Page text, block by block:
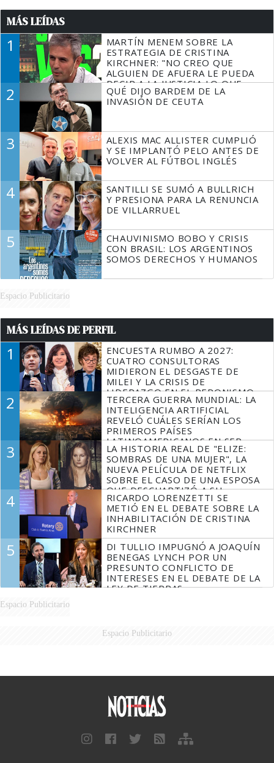
MÁS LEÍDAS
1
MARTÍN MENEM SOBRE LA
ESTRATEGIA DE CRISTINA
KIRCHNER: "NO CREO QUE
ALGUIEN DE AFUERA LE PUEDA
DECIR A LA JUSTICIA LO QUE
TIENE QUE HACER"
2
QUÉ DIJO BARDEM DE LA
INVASIÓN DE CEUTA
3
ALEXIS MAC ALLISTER CUMPLIÓ
Y SE IMPLANTÓ PELO ANTES DE
VOLVER AL FÚTBOL INGLÉS
4
SANTILLI SE SUMÓ A BULLRICH
Y PRESIONA PARA LA RENUNCIA
DE VILLARRUEL
5
CHAUVINISMO BOBO Y CRISIS
CON BRASIL: LOS ARGENTINOS
SOMOS DERECHOS Y HUMANOS
Espacio Publicitario
MÁS LEÍDAS DE PERFIL
1
ENCUESTA RUMBO A 2027:
CUATRO CONSULTORAS
MIDIERON EL DESGASTE DE
MILEI Y LA CRISIS DE
LIDERAZGO EN EL PERONISMO
2
TERCERA GUERRA MUNDIAL: LA
INTELIGENCIA ARTIFICIAL
REVELÓ CUÁLES SERÍAN LOS
PRIMEROS PAÍSES
LATINOAMERICANOS EN SER
DERROTADOS
3
LA HISTORIA REAL DE "ELIZE:
SOMBRAS DE UNA MUJER", LA
NUEVA PELÍCULA DE NETFLIX
SOBRE EL CASO DE UNA ESPOSA
QUE DESCUARTIZÓ A SU
MARIDO
4
RICARDO LORENZETTI SE
METIÓ EN EL DEBATE SOBRE LA
INHABILITACIÓN DE CRISTINA
KIRCHNER
5
DI TULLIO IMPUGNÓ A JOAQUÍN
BENEGAS LYNCH POR UN
PRESUNTO CONFLICTO DE
INTERESES EN EL DEBATE DE LA
LEY DE TIERRAS
Espacio Publicitario
Espacio Publicitario